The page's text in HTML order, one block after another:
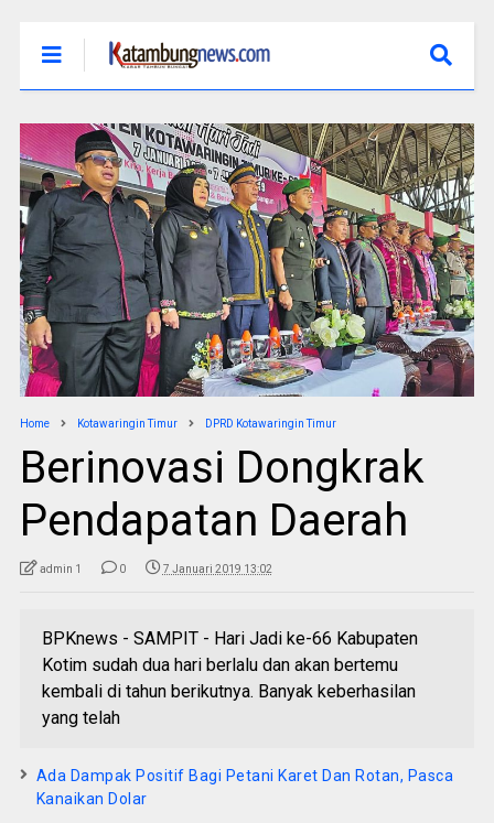
Home Kotawaringin Timur DPRD Kotawaringin Timur
Berinovasi Dongkrak
Pendapatan Daerah
admin 1 0 7 Januari 2019 13:02
BPKnews - SAMPIT - Hari Jadi ke-66 Kabupaten
Kotim sudah dua hari berlalu dan akan bertemu
kembali di tahun berikutnya. Banyak keberhasilan
yang telah
Ada Dampak Positif Bagi Petani Karet Dan Rotan, Pasca
Kanaikan Dolar